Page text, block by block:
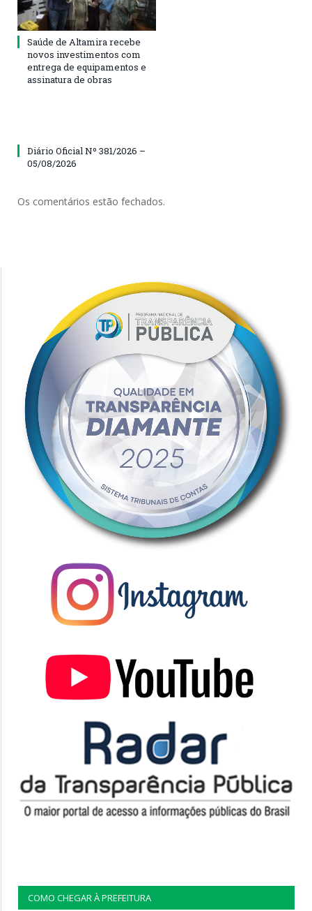
Saúde de Altamira recebe
novos investimentos com
entrega de equipamentos e
assinatura de obras
Diário Oficial Nº 381/2026 –
05/08/2026
Os comentários estão fechados.
COMO CHEGAR À PREFEITURA